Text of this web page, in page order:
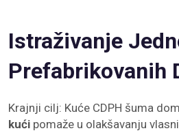
Istraživanje
Prefabrikovanih
Krajnji cilj: Kuće CDPH šuma
kući pomaže u olakšavanju